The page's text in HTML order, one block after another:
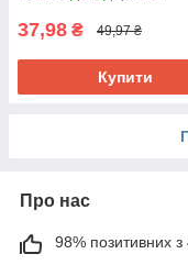
37,98 ₴ 49,97 ₴
Купити
Про нас
98% позитивних з